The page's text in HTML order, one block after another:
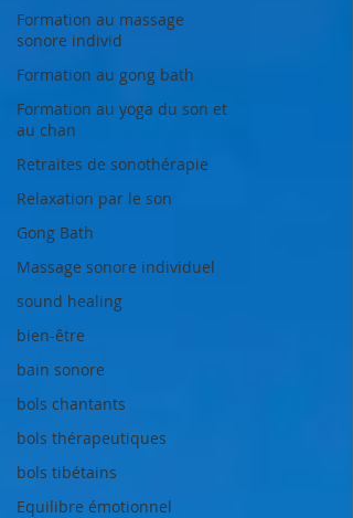
Formation au massage
sonore individ
Formation au gong bath
Formation au yoga du son et
au chan
Retraites de sonothérapie
Relaxation par le son
Gong Bath
Massage sonore individuel
sound healing
bien-être
bain sonore
bols chantants
bols thérapeutiques
bols tibétains
Equilibre émotionnel